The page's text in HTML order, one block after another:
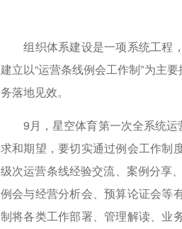
组织体系建设是一项系统工程，
建立以“运营条线例会工作制”为主
务落地见效。
9月，星空体育第一次全系统运
求和期望，要切实通过例会工作制
级次运营条线经验交流、案例分享
例会与经营分析会、预算论证会等
制将各类工作部署、管理解读、业